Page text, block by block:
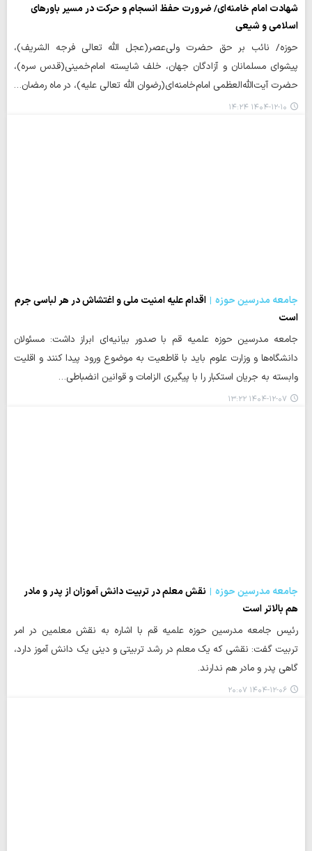
شهادت امام خامنه‌ای/ ضرورت حفظ انسجام و حرکت در مسیر باورهای
اسلامی و شیعی
حوزه/ نائب بر حق حضرت ولی‌عصر(عجل الله تعالی فرجه الشریف)،
پیشوای مسلمانان و آزادگان جهان، خلف شایسته امام‌خمینی(قدس سره)،
حضرت آیت‌الله‌العظمی امام‌خامنه‌ای(رضوان الله تعالی علیه)، در ماه رمضان…
۱۴۰۴-۱۲-۱۰ ۱۴:۲۴
جامعه مدرسین حوزه
اقدام علیه امنیت ملی و اغتشاش در هر لباسی جرم
است
جامعه مدرسین حوزه علمیه قم با صدور بیانیه‌ای ابراز داشت: مسئولان
دانشگاه‌ها و وزارت علوم باید با قاطعیت به موضوع ورود پیدا کنند و اقلیت
وابسته به جریان استکبار را با پیگیری الزامات و قوانین انضباطی…
۱۴۰۴-۱۲-۰۷ ۱۳:۲۲
جامعه مدرسین حوزه
نقش معلم در تربیت دانش آموزان از پدر و مادر
هم بالاتر است
رئیس جامعه مدرسین حوزه علمیه قم با اشاره به نقش معلمین در امر
تربیت گفت: نقشی که یک معلم در رشد تربیتی و دینی یک دانش آموز دارد،
گاهی پدر و مادر هم ندارند.
۱۴۰۴-۱۲-۰۶ ۲۰:۰۷